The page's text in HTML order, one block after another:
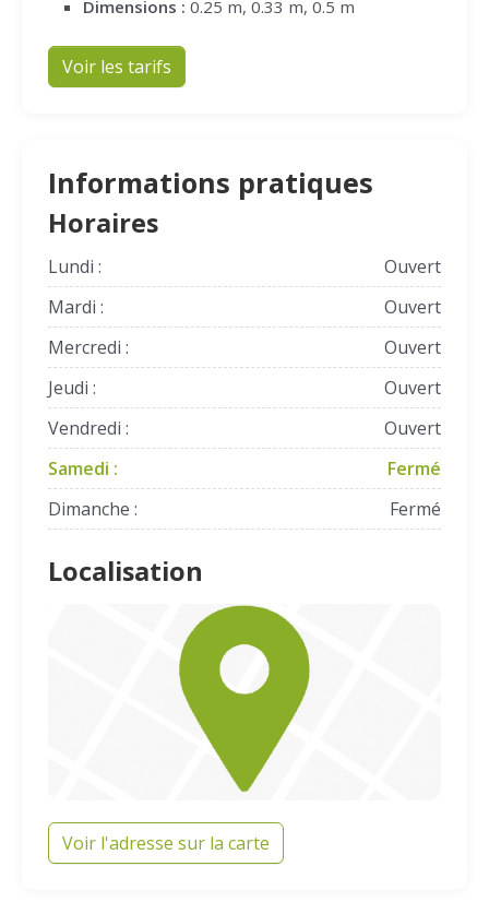
Dimensions : 0.25 m, 0.33 m, 0.5 m
Voir les tarifs
Informations pratiques
Horaires
Lundi :
Ouvert
Mardi :
Ouvert
Mercredi :
Ouvert
Jeudi :
Ouvert
Vendredi :
Ouvert
Samedi :
Fermé
Dimanche :
Fermé
Localisation
Voir l'adresse sur la carte